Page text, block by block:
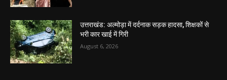
उत्तराखंड: अल्मोड़ा में दर्दनाक सड़क हादसा, शिक्षकों से
भरी कार खाई में गिरी
August 6, 2026